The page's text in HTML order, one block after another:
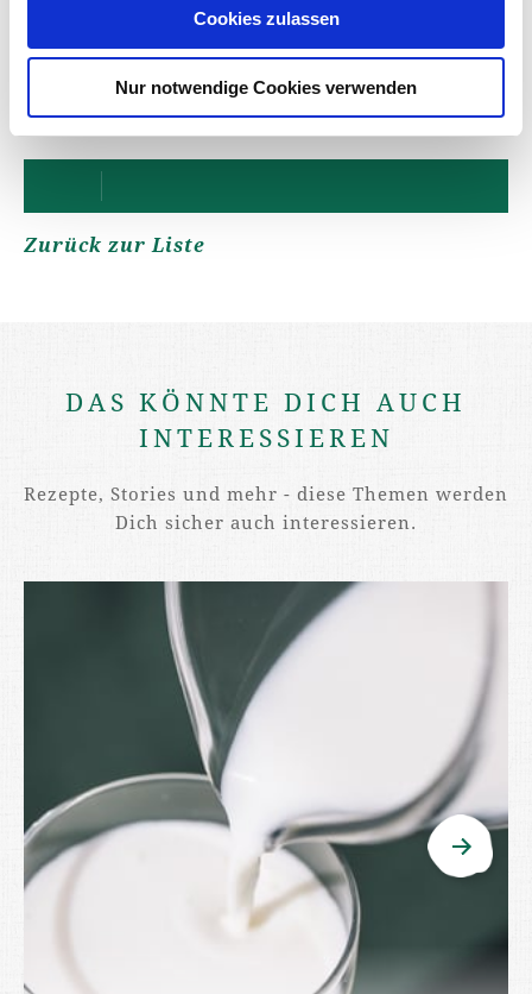
Cookies zulassen
Nur notwendige Cookies verwenden
entfalten kann. Die Haut wird dadurch deutlich
geschmeidiger und möglicher Juckreiz wird
Zurück zur Liste
DAS KÖNNTE DICH AUCH
INTERESSIEREN
Rezepte, Stories und mehr - diese Themen werden
Dich sicher auch interessieren.